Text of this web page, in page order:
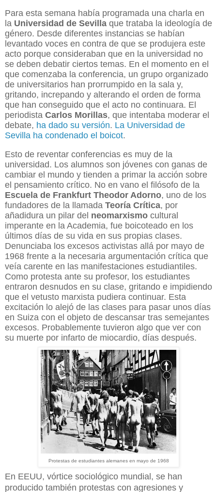
Para esta semana había programada una charla en
la Universidad de Sevilla que trataba la ideología de
género. Desde diferentes instancias se habían
levantado voces en contra de que se produjera este
acto porque consideraban que en la universidad no
se deben debatir ciertos temas. En el momento en el
que comenzaba la conferencia, un grupo organizado
de universitarios han prorrumpido en la sala y,
gritando, increpando y alterando el orden de forma
que han conseguido que el acto no continuara. El
periodista Carlos Morillas, que intentaba moderar el
debate, ha dado su versión. La Universidad de
Sevilla ha condenado el boicot.
Esto de reventar conferencias es muy de la
universidad. Los alumnos son jóvenes con ganas de
cambiar el mundo y tienden a primar la acción sobre
el pensamiento crítico. No en vano el filósofo de la
Escuela de Frankfurt Theodor Adorno, uno de los
fundadores de la llamada Teoría Crítica, por
añadidura un pilar del neomarxismo cultural
imperante en la Academia, fue boicoteado en los
últimos días de su vida en sus propias clases.
Denunciaba los excesos activistas allá por mayo de
1968 frente a la necesaria argumentación crítica que
veía carente en las manifestaciones estudiantiles.
Como protesta ante su profesor, los estudiantes
entraron desnudos en su clase, gritando e impidiendo
que el vetusto marxista pudiera continuar. Esta
excitación lo alejó de las clases para pasar unos días
en Suiza con el objeto de descansar tras semejantes
excesos. Probablemente tuvieron algo que ver con
su muerte por infarto de miocardio, días después.
Protestas de estudiantes alemanes en mayo de 1968
En EEUU, vórtice sociológico mundial, se han
producido también protestas con agresiones y